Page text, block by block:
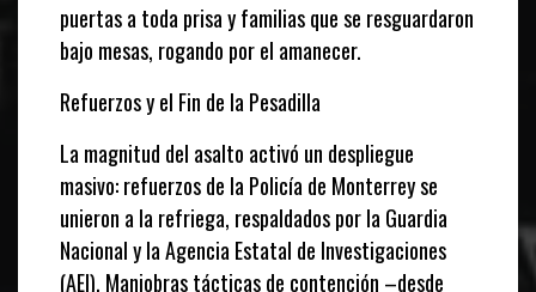
puertas a toda prisa y familias que se resguardaron
bajo mesas, rogando por el amanecer.
Refuerzos y el Fin de la Pesadilla
La magnitud del asalto activó un despliegue
masivo: refuerzos de la Policía de Monterrey se
unieron a la refriega, respaldados por la Guardia
Nacional y la Agencia Estatal de Investigaciones
(AEI). Maniobras tácticas de contención –desde